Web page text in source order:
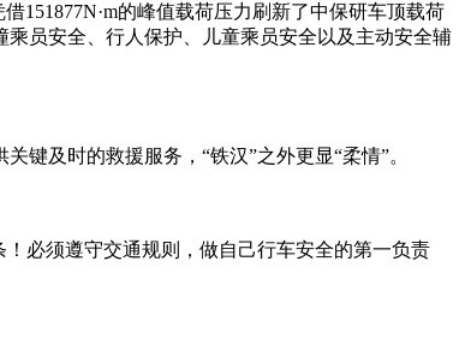
151877N·m的峰值载荷压力刷新了中保研车顶载荷
员安全、行人保护、儿童乘员安全以及主动安全辅
及时的救援服务，“铁汉”之外更显“柔情”。
必须遵守交通规则，做自己行车安全的第一负责